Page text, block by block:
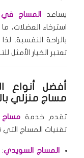
يساعد المساج في
استرخاء العضلات،
بالراحة النفسية.
تعتبر الخيار
أفضل أنواع
مساج منزلي
تقدم خدمة مساج
تقنيات المساج التي
المساج السويدي